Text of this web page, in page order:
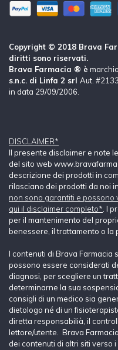
Copyright © 2018 Brava
diritti sono riservati.
Brava Farmacia ® è
s.n.c. di Linfa 2 srl Aut.
in data 29/09/2006.
DISCLAIMER*
Il presente disclaimer e note
del sito web
descrizione dei prodotti in
rilasciano dei prodotti da noi
non sono garantiti e
qui il disclaimer completo* . I
per il mantenimento del
benessere, il trattamento o la
I contenuti di Brava Farmacia
possono essere considerati
diagnosi, per scegliere un
determinarne la sua
consigli di un medico sia
dietologo né di un
diretta responsabilià, il
lettore/utente. Brava
dei contenuti di altri siti verso